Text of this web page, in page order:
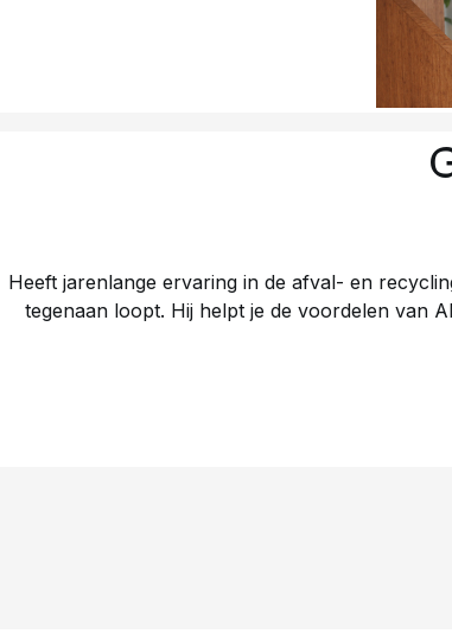
Heeft jarenlange ervaring in de afval- en
tegenaan loopt. Hij helpt je de voordelen van